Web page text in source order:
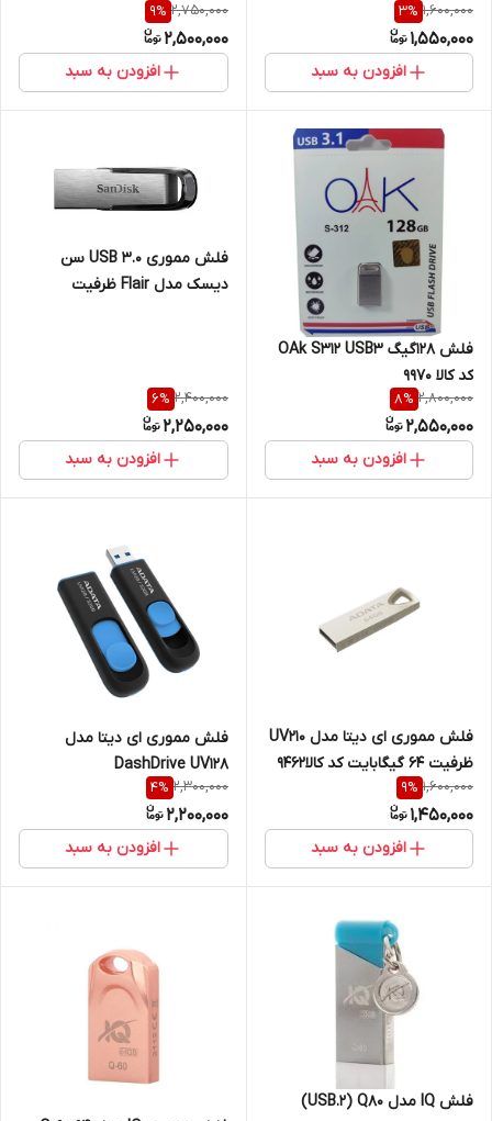
1,600,000
3%
1,550,000
افزودن به سبد
2,750,000
9%
2,500,000
افزودن به سبد
فلش 128گیگ OAk S312 USB3
کد کالا 9970
2,800,000
8%
2,550,000
افزودن به سبد
فلش مموری USB 3.0 سن
دیسک مدل Flair ظرفیت
2,400,000
6%
2,250,000
افزودن به سبد
فلش مموری ای دیتا مدل UV210
ظرفیت 64 گیگابایت کد کالا9462
1,600,000
9%
1,450,000
افزودن به سبد
فلش مموری ای دیتا مدل
DashDrive UV128
2,300,000
4%
2,200,000
افزودن به سبد
فلش IQ مدل USB.2) Q80)